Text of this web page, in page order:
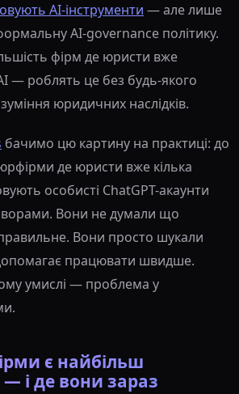
AI-інструменти — але лише
AI-governance політику.
фірм де юристи вже
— роблять це без будь-якого
юридичних наслідків.
бачимо цю картину на практиці: до
де юристи вже кілька
особисті ChatGPT-акаунти
Вони не думали що
Вони просто шукали
працювати швидше.
умислі — проблема у
є найбільш
і де вони зараз